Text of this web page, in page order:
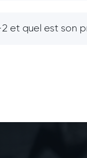
2 et quel est son